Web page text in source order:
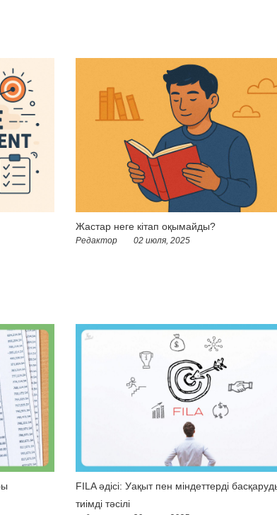
Жастар неге кітап оқымайды?
Редактор 02 июля, 2025
FILA әдісі: Уақыт пен міндеттерді
тиімді тәсілі